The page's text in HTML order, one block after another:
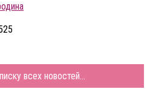
всех новостей...